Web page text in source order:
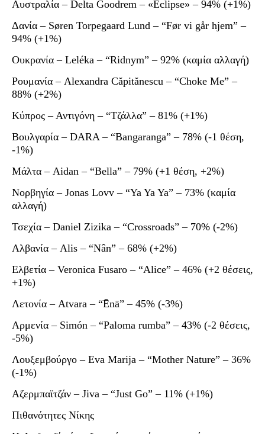
Αυστραλία – Delta Goodrem – «Eclipse» – 94% (+1%)
Δανία – Søren Torpegaard Lund – “Før vi går hjem” –
94% (+1%)
Ουκρανία – Leléka – “Ridnym” – 92% (καμία αλλαγή)
Ρουμανία – Alexandra Căpitănescu – “Choke Me” –
88% (+2%)
Κύπρος – Αντιγόνη – “Τζάλλα” – 81% (+1%)
Βουλγαρία – DARA – “Bangaranga” – 78% (-1 θέση,
-1%)
Μάλτα – Aidan – “Bella” – 79% (+1 θέση, +2%)
Νορβηγία – Jonas Lovv – “Ya Ya Ya” – 73% (καμία
αλλαγή)
Τσεχία – Daniel Zizika – “Crossroads” – 70% (-2%)
Αλβανία – Alis – “Nân” – 68% (+2%)
Ελβετία – Veronica Fusaro – “Alice” – 46% (+2 θέσεις,
+1%)
Λετονία – Atvara – “Ēnā” – 45% (-3%)
Αρμενία – Simón – “Paloma rumba” – 43% (-2 θέσεις,
-5%)
Λουξεμβούργο – Eva Marija – “Mother Nature” – 36%
(-1%)
Αζερμπαϊτζάν – Jiva – “Just Go” – 11% (+1%)
Πιθανότητες Νίκης